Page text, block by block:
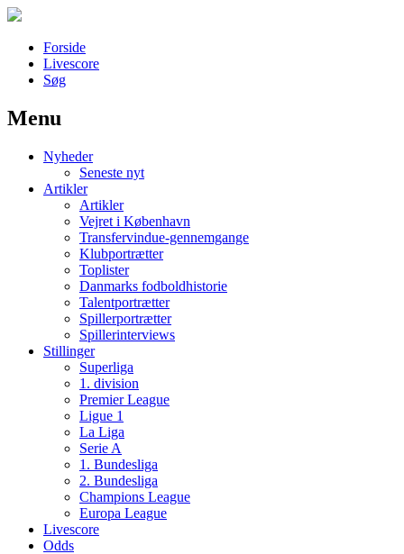
Forside
Livescore
Søg
Наши партнеры
лучшие займы
Menu
Nyheder
Seneste nyt
Artikler
Artikler
Vejret i København
Transfervindue-gennemgange
Klubportrætter
Toplister
Danmarks fodboldhistorie
Talentportrætter
Spillerportrætter
Spillerinterviews
Stillinger
Superliga
1. division
Premier League
Ligue 1
La Liga
Serie A
1. Bundesliga
2. Bundesliga
Champions League
Europa League
Livescore
Odds